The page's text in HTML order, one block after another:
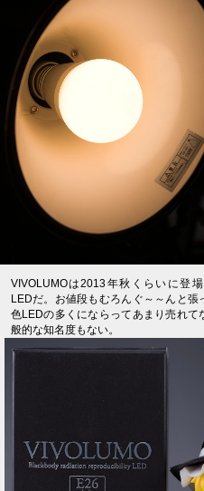
VIVOLUMOは2013年秋くらいに登
LEDだ。お値段もむろんぐ～～んと張
色LEDの多くにならってあまり売れて
般的な知名度もない。